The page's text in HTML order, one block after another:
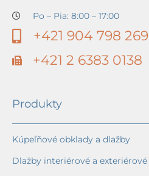
Po – Pia: 8:00 – 17:00
+421 904 798 269
+421 2 6383 0138
Produkty
Kúpeľňové obklady a dlažby
Dlažby interiérové a exteriérové